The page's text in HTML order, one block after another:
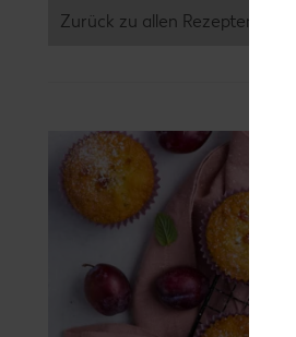
Zurück zu allen Rezepten